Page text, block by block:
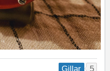
Gillar 5